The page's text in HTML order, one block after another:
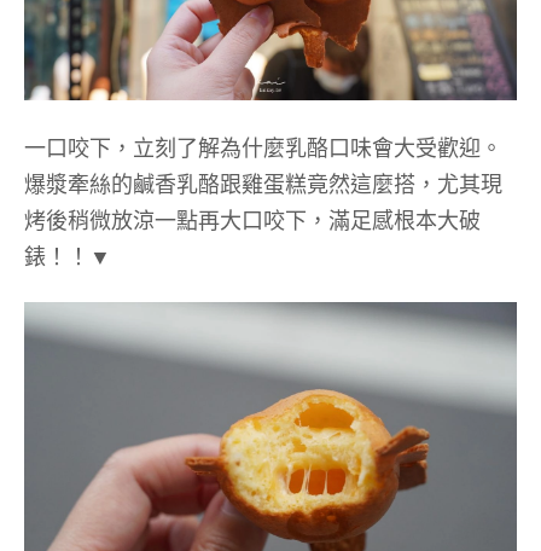
一口咬下，立刻了解為什麼乳酪口味會大受歡迎。
爆漿牽絲的鹹香乳酪跟雞蛋糕竟然這麼搭，尤其現
烤後稍微放涼一點再大口咬下，滿足感根本大破
錶！！▼